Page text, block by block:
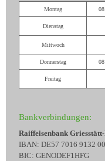
Montag
Dienstag
Mittwoch
Donnerstag
Freitag
Bankverbindungen:
Raiffeisenbank
IBAN: DE57 7016 9132
BIC: GENODEF1HFG